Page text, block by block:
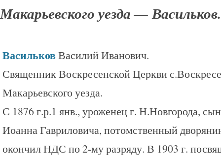
Макарьевского уезда —
ВасильковВасилий Иванович.
Священник Воскресенской Церкви
Макарьевского уезда.
С 1876 г.р.1 янв., уроженец г. Н.Новгорода,
Иоанна Гавриловича, потомственный
окончил НДС по 2-му разряду. В 1903 г.